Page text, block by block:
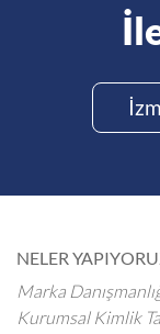
NELER
Marka
Kurumsal Kimlik